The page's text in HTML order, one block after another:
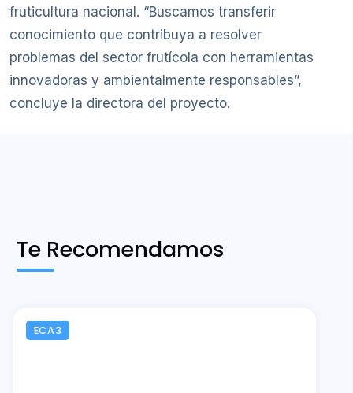
fruticultura nacional. “Buscamos transferir
conocimiento que contribuya a resolver
problemas del sector frutícola con herramientas
innovadoras y ambientalmente responsables”,
concluye la directora del proyecto.
Te Recomendamos
ECA3